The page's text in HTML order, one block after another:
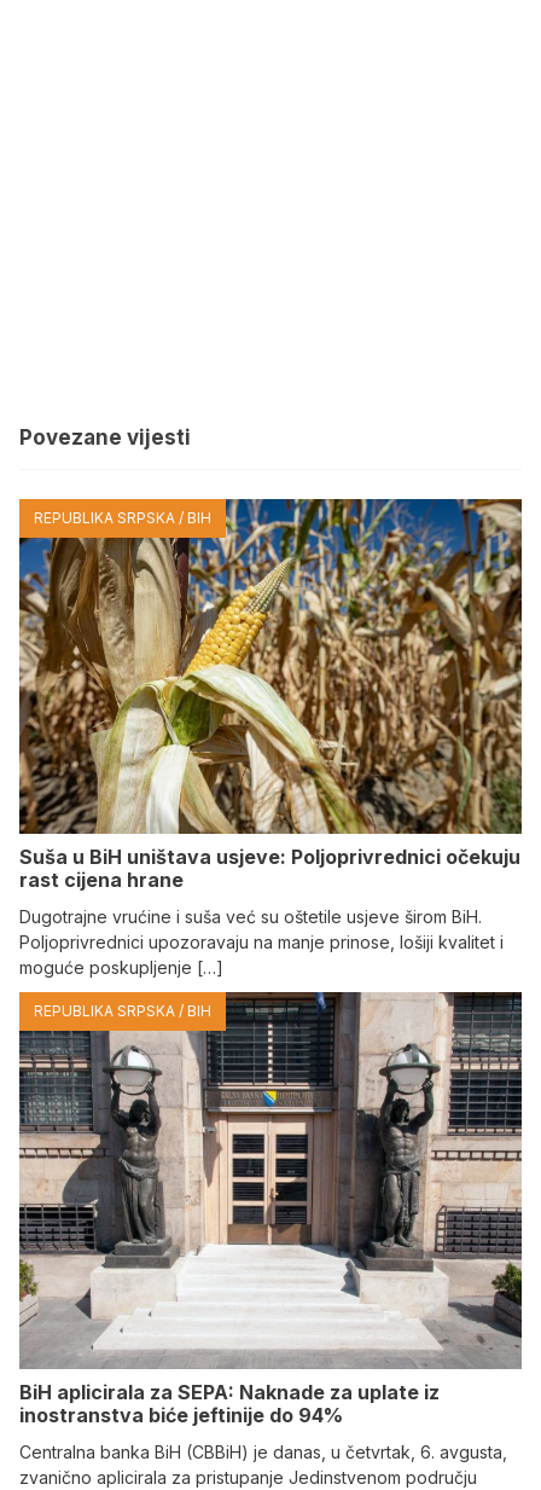
Povezane vijesti
REPUBLIKA SRPSKA / BIH
Suša u BiH uništava usjeve: Poljoprivrednici očekuju
rast cijena hrane
Dugotrajne vrućine i suša već su oštetile usjeve širom BiH.
Poljoprivrednici upozoravaju na manje prinose, lošiji kvalitet i
moguće poskupljenje […]
REPUBLIKA SRPSKA / BIH
BiH aplicirala za SEPA: Naknade za uplate iz
inostranstva biće jeftinije do 94%
Centralna banka BiH (CBBiH) je danas, u četvrtak, 6. avgusta,
zvanično aplicirala za pristupanje Jedinstvenom području